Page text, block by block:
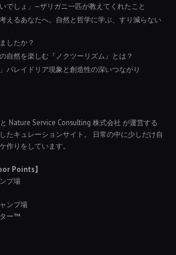
でしょ」—ザリガニ一匹が教えてくれたこと
えるあなたへ。自然と哲学に学ぶ、すり減らない
したか？
自然を楽しむ『ノクツーリズム』とは？
パレイドリア現象と創造性の深いつながり
Nature Service Consulting 株式会社 が運営する
たキュレーションサイト。 日常の中に少しだけ自
作りをしています。
Points】
プ場
ンプ場
ー™